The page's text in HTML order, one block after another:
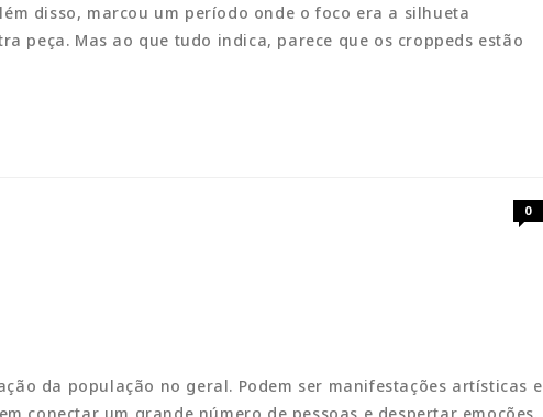
disso, marcou um período onde o foco era a silhueta
peça. Mas ao que tudo indica, parece que os croppeds estão
0
da população no geral. Podem ser manifestações artísticas e